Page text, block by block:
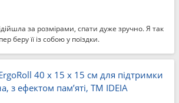
за розмірами, спати дуже зручно. Я так
беру її із собою у поїздки.
40 x 15 x 15 см для підтримки
з ефектом пам’яті, ТМ IDEIA